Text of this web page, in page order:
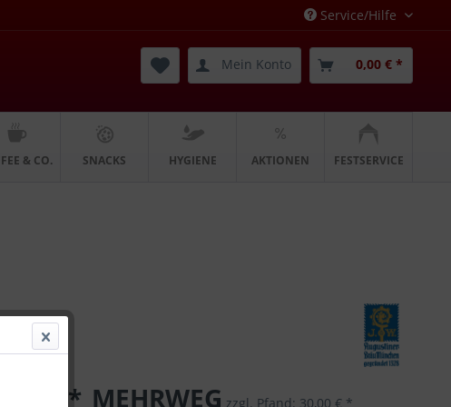
Service/Hilfe
Mein Konto 0,00 € *
& CO. SNACKS HYGIENE AKTIONEN FESTSERVICE
€ * MEHRWEG zzgl. Pfand: 30,00 € *